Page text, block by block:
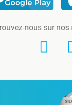
nous sur